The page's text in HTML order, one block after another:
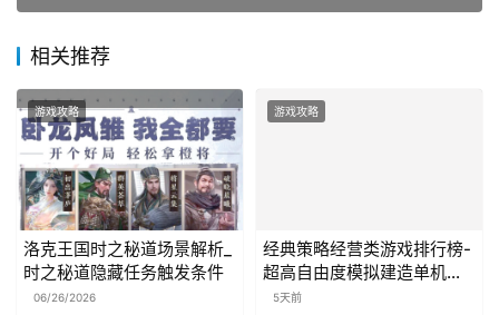
相关推荐
游戏攻略
洛克王国时之秘道场景解析_
时之秘道隐藏任务触发条件
06/26/2026
游戏攻略
经典策略经营类游戏排行榜-
超高自由度模拟建造单机大
作
5天前